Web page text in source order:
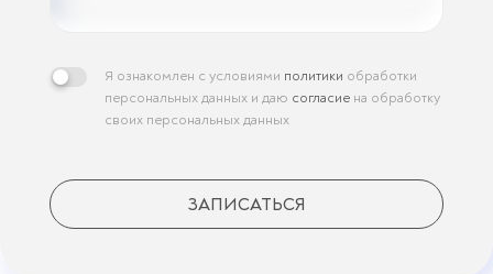
Я ознакомлен с условиями политики обработки
персональных данных и даю согласие на обработку
своих персональных данных
ЗАПИСАТЬСЯ